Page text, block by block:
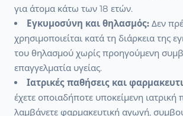
για άτομα κάτω των 18 ετών.
Εγκυμοσύνη και θηλασμός: Δεν
χρησιμοποιείται κατά τη διάρκεια της
του θηλασμού χωρίς προηγούμενη
επαγγελματία υγείας.
Ιατρικές παθήσεις και
έχετε οποιαδήποτε υποκείμενη ιατρική
λαμβάνετε φαρμακευτική αγωγή,